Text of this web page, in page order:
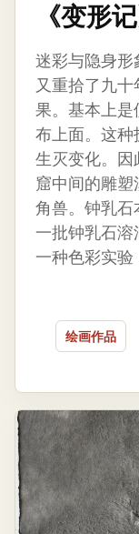
《变形记
迷彩与隐身形
又重拾了九
果。基本上是
布上面。这种
生灭变化。因
窟中间的雕
角兽。钟乳石
一批钟乳石溶
一种色彩实
绘画作品